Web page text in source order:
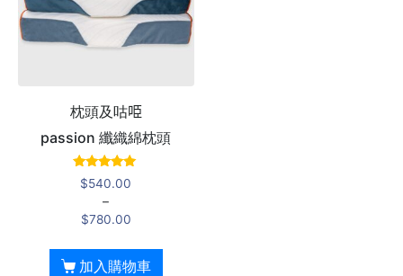
枕頭及咕𠱸
passion 纖織綿枕頭
評分
5.00
滿分 5
$540.00
–
$780.00
加入購物車